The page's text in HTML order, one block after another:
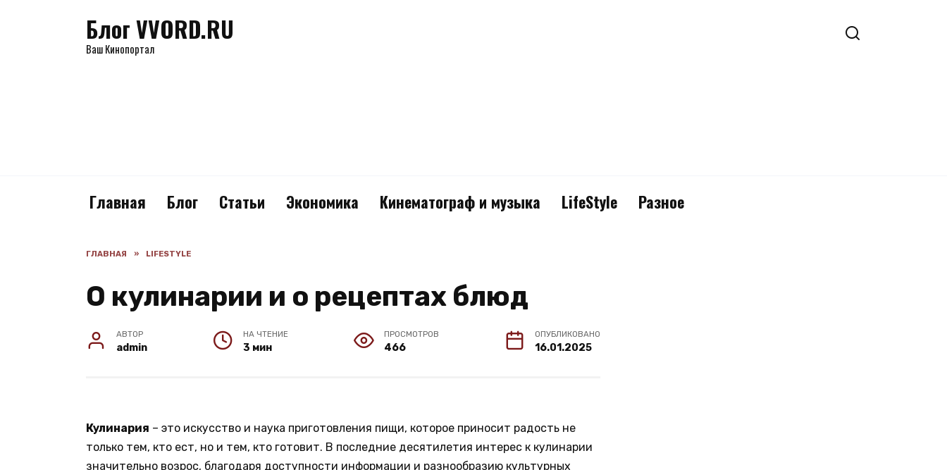
Блог VVORD.RU
Ваш Кинопортал
Главная Блог Статьи Экономика Кинематограф и музыка LifeStyle Разное
ГЛАВНАЯ » LIFESTYLE
О кулинарии и о рецептах блюд
АВТОР
admin
НА ЧТЕНИЕ
3 мин
ПРОСМОТРОВ
466
ОПУБЛИКОВАНО
16.01.2025
Кулинария – это искусство и наука приготовления пищи, которое приносит радость не
только тем, кто ест, но и тем, кто готовит. В последние десятилетия интерес к кулинарии
значительно возрос, благодаря доступности информации и разнообразию культурных